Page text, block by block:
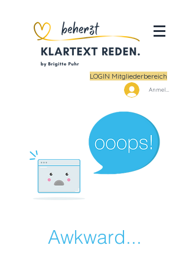
LOGIN Mitgliederbereich
Anmelden
Awkward...